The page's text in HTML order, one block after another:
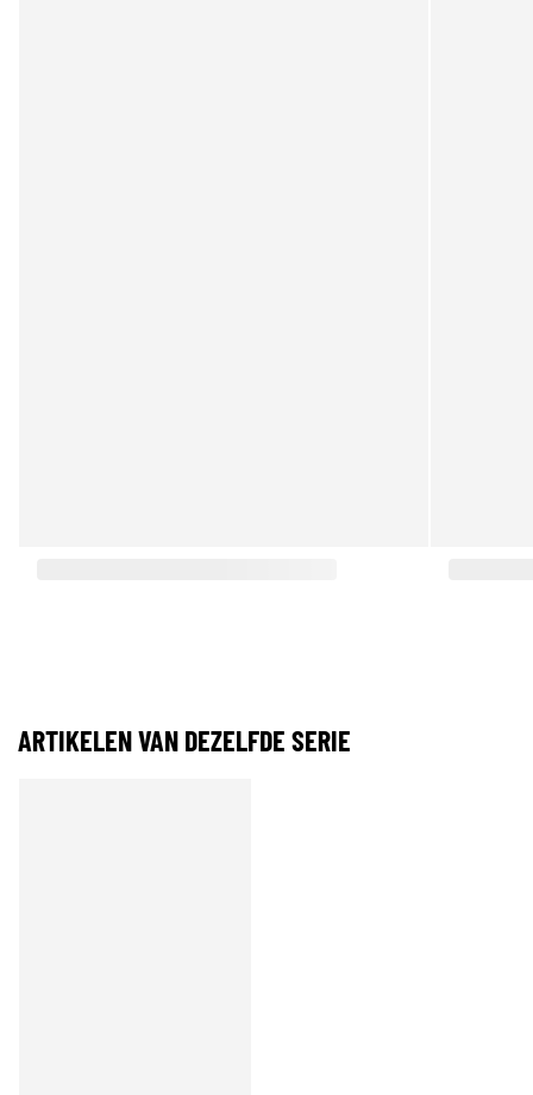
ARTIKELEN VAN DEZELFDE SERIE